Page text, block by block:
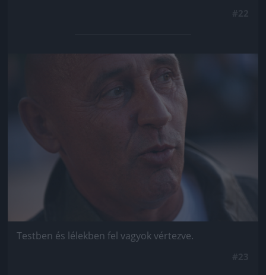
Jön még kép!
Testben és lélekben fel vagyok vértezve.